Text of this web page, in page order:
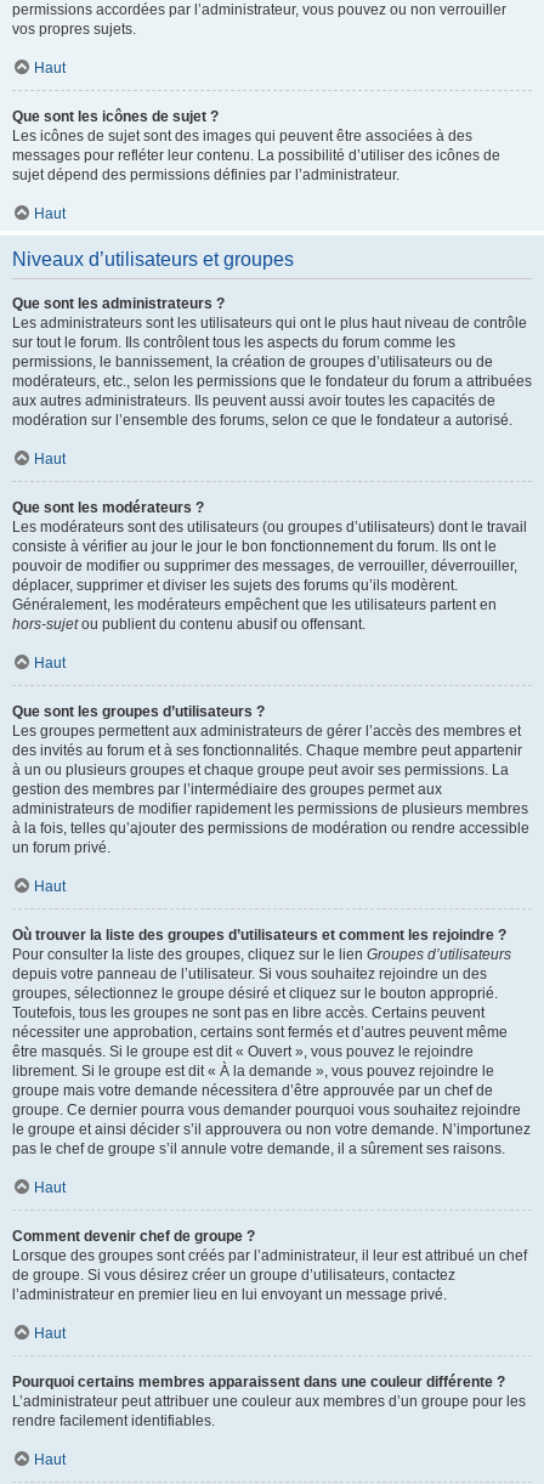
permissions accordées par l’administrateur, vous pouvez ou non verrouiller
vos propres sujets.
Haut
Que sont les icônes de sujet ?
Les icônes de sujet sont des images qui peuvent être associées à des
messages pour refléter leur contenu. La possibilité d’utiliser des icônes de
sujet dépend des permissions définies par l’administrateur.
Haut
Niveaux d’utilisateurs et groupes
Que sont les administrateurs ?
Les administrateurs sont les utilisateurs qui ont le plus haut niveau de contrôle
sur tout le forum. Ils contrôlent tous les aspects du forum comme les
permissions, le bannissement, la création de groupes d’utilisateurs ou de
modérateurs, etc., selon les permissions que le fondateur du forum a attribuées
aux autres administrateurs. Ils peuvent aussi avoir toutes les capacités de
modération sur l’ensemble des forums, selon ce que le fondateur a autorisé.
Haut
Que sont les modérateurs ?
Les modérateurs sont des utilisateurs (ou groupes d’utilisateurs) dont le travail
consiste à vérifier au jour le jour le bon fonctionnement du forum. Ils ont le
pouvoir de modifier ou supprimer des messages, de verrouiller, déverrouiller,
déplacer, supprimer et diviser les sujets des forums qu’ils modèrent.
Généralement, les modérateurs empêchent que les utilisateurs partent en
hors-sujetou publient du contenu abusif ou offensant.
Haut
Que sont les groupes d’utilisateurs ?
Les groupes permettent aux administrateurs de gérer l’accès des membres et
des invités au forum et à ses fonctionnalités. Chaque membre peut appartenir
à un ou plusieurs groupes et chaque groupe peut avoir ses permissions. La
gestion des membres par l’intermédiaire des groupes permet aux
administrateurs de modifier rapidement les permissions de plusieurs membres
à la fois, telles qu’ajouter des permissions de modération ou rendre accessible
un forum privé.
Haut
Où trouver la liste des groupes d’utilisateurs et comment les rejoindre ?
Pour consulter la liste des groupes, cliquez sur le lien Groupes d’utilisateurs
depuis votre panneau de l’utilisateur. Si vous souhaitez rejoindre un des
groupes, sélectionnez le groupe désiré et cliquez sur le bouton approprié.
Toutefois, tous les groupes ne sont pas en libre accès. Certains peuvent
nécessiter une approbation, certains sont fermés et d’autres peuvent même
être masqués. Si le groupe est dit « Ouvert », vous pouvez le rejoindre
librement. Si le groupe est dit « À la demande », vous pouvez rejoindre le
groupe mais votre demande nécessitera d’être approuvée par un chef de
groupe. Ce dernier pourra vous demander pourquoi vous souhaitez rejoindre
le groupe et ainsi décider s’il approuvera ou non votre demande. N’importunez
pas le chef de groupe s’il annule votre demande, il a sûrement ses raisons.
Haut
Comment devenir chef de groupe ?
Lorsque des groupes sont créés par l’administrateur, il leur est attribué un chef
de groupe. Si vous désirez créer un groupe d’utilisateurs, contactez
l’administrateur en premier lieu en lui envoyant un message privé.
Haut
Pourquoi certains membres apparaissent dans une couleur différente ?
L’administrateur peut attribuer une couleur aux membres d’un groupe pour les
rendre facilement identifiables.
Haut